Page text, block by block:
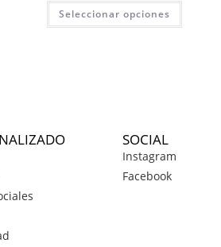
Seleccionar opciones
SOCIAL
Instagram
Facebook